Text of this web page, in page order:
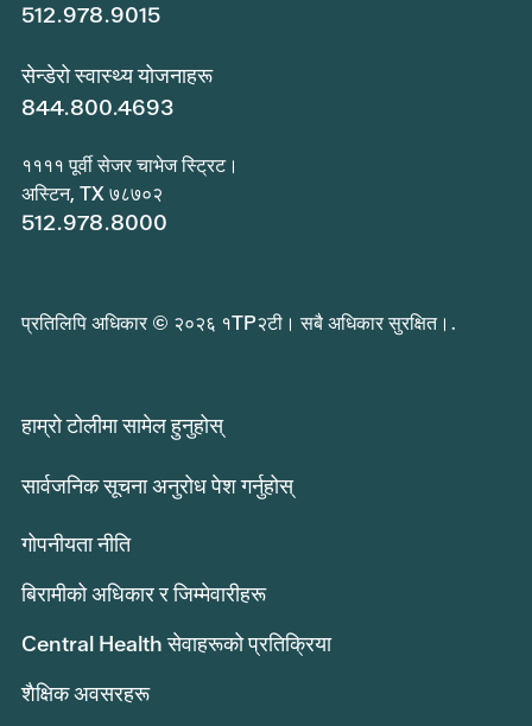
512.978.9015
सेन्डेरो स्वास्थ्य योजनाहरू
844.800.4693
११११ पूर्वी सेजर चाभेज स्ट्रिट।
अस्टिन, TX ७८७०२
512.978.8000
प्रतिलिपि अधिकार © २०२६ १TP२टी। सबै अधिकार सुरक्षित।.
हाम्रो टोलीमा सामेल हुनुहोस्
सार्वजनिक सूचना अनुरोध पेश गर्नुहोस्
गोपनीयता नीति
बिरामीको अधिकार र जिम्मेवारीहरू
Central Health सेवाहरूको प्रतिक्रिया
शैक्षिक अवसरहरू